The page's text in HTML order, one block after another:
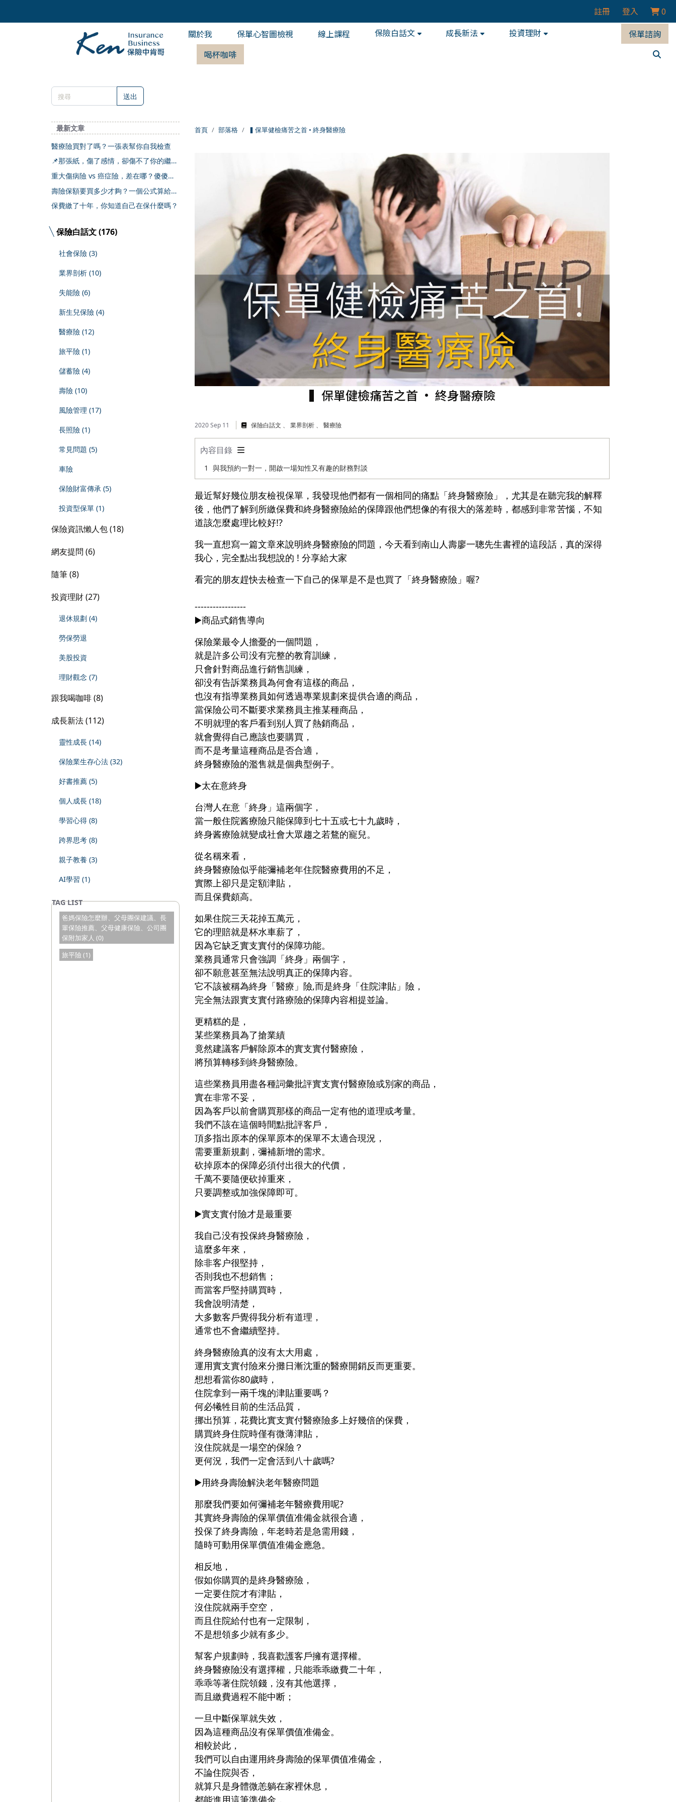
註冊 登入
0
關於我
保單心智圖檢視 線上課程 保險白話文 成長新法 投資理財
保單諮詢
喝杯咖啡
送出
最新文章
醫療險買對了嗎？一張表幫你自我檢查
📌那張紙，傷了感情，卻傷不了你的繼承
權
重大傷病險 vs 癌症險，差在哪？傻傻分
不清楚
壽險保額要買多少才夠？一個公式算給你
看
保費繳了十年，你知道自己在保什麼嗎？
保險白話文 (176)
社會保險 (3)
業界剖析 (10)
失能險 (6)
新生兒保險 (4)
醫療險 (12)
旅平險 (1)
儲蓄險 (4)
壽險 (10)
風險管理 (17)
長照險 (1)
常見問題 (5)
車險
保險財富傳承 (5)
投資型保單 (1)
保險資訊懶人包 (18)
網友提問 (6)
隨筆 (8)
投資理財 (27)
退休規劃 (4)
勞保勞退
美股投資
理財觀念 (7)
跟我喝咖啡 (8)
成長新法 (112)
靈性成長 (14)
保險業生存心法 (32)
好書推薦 (5)
個人成長 (18)
學習心得 (8)
跨界思考 (8)
親子教養 (3)
AI學習 (1)
爸媽保險怎麼辦、父母團保建議、長
輩保險推薦、父母健康保險、公司團
保附加家人 (0)
旅平險 (1)
首頁 部落格 ▍保單健檢痛苦之首 • 終身醫療險
▍保單健檢痛苦之首 • 終身醫療險
2020 Sep 11 保險白話文 業界剖析 醫療險
內容目錄
與我預約一對一，開啟一場知性又有趣的財務對談
最近幫好幾位朋友檢視保單，我發現他們都有一個相同的痛點「終身醫療險」，尤其是在聽完我的解釋
後，他們了解到所繳保費和終身醫療險給的保障跟他們想像的有很大的落差時，都感到非常苦惱，不知
道該怎麼處理比較好!?
我一直想寫一篇文章來說明終身醫療險的問題，今天看到南山人壽廖一聰先生書裡的這段話，真的深得
我心，完全點出我想說的 ! 分享給大家
看完的朋友趕快去檢查一下自己的保單是不是也買了「終身醫療險」喔?
-----------------
▶️商品式銷售導向
保險業最令人擔憂的一個問題，
就是許多公司没有完整的教育訓練，
只會針對商品進行銷售訓練，
卻没有告訴業務員為何會有這樣的商品，
也沒有指導業務員如何透過專業規劃來提供合適的商品，
當保險公司不斷要求業務員主推某種商品，
不明就理的客戶看到别人買了熱銷商品，
就會覺得自己應該也要購買，
而不是考量這種商品是否合適，
終身醫療險的濫售就是個典型例子。
▶️太在意終身
台灣人在意「終身」這兩個字，
當一般住院酱療險只能保障到七十五或七十九歲時，
終身酱療險就變成社會大眾趨之若鶩的寵兒。
從名稱來看，
終身醫療險似乎能彌補老年住院醫療費用的不足，
實際上卻只是定額津貼，
而且保費頗高。
如果住院三天花掉五萬元，
它的理賠就是杯水車薪了，
因為它缺乏實支實付的保障功能。
業務員通常只會強調「終身」兩個字，
卻不願意甚至無法說明真正的保障内容。
它不該被稱為終身「醫療」險,而是終身「住院津貼」險，
完全無法跟實支實付路療險的保障内容相提並論。
更精糕的是，
某些業務員為了搶業績
竟然建議客戶解除原本的實支實付醫療險，
將預算轉移到終身醫療險。
這些業務員用盡各種詞彙批評實支實付醫療險或別家的商品，
實在非常不妥，
因為客戶以前會購買那樣的商品一定有他的道理或考量。
我們不該在這個時間點批評客戶，
頂多指出原本的保單原本的保單不太適合現況，
需要重新規劃，彌補新增的需求。
砍掉原本的保障必須付出很大的代價，
千萬不要隨便砍掉重來，
只要調整或加強保障即可。
▶️實支實付險才是最重要
我自己没有投保終身醫療險，
這麼多年來，
除非客户很堅持，
否則我也不想銷售；
而當客戶堅持購買時，
我會說明清楚，
大多數客戶覺得我分析有道理，
通常也不會繼續堅持。
終身醫療險真的沒有太大用處，
運用實支實付險來分攤日漸沈重的醫療開銷反而更重要。
想想看當你80歲時，
住院拿到一兩千塊的津貼重要嗎？
何必犧牲目前的生活品質，
挪出預算，花費比實支實付醫療險多上好幾倍的保費，
購買終身住院時僅有微薄津貼，
沒住院就是一場空的保險？
更何況，我們一定會活到八十歲嗎?
▶️用終身壽險解決老年醫療問題
那麼我們要如何彌補老年醫療費用呢?
其實終身壽險的保單價值准備金就很合適，
投保了終身壽險，年老時若是急需用錢，
隨時可動用保單價值准備金應急。
相反地，
假如你購買的是終身醫療險，
一定要住院才有津貼，
沒住院就兩手空空，
而且住院給付也有一定限制，
不是想領多少就有多少。
幫客户規劃時，我喜歡護客戶擁有選擇權。
終身醫療險没有選擇權，只能乖乖繳費二十年，
乖乖等著住院領錢，沒有其他選擇，
而且繳費過程不能中断；
一旦中斷保單就失效，
因為這種商品沒有保單價值准備金。
相較於此，
我們可以自由運用終身壽險的保單價值准備金，
不論住院與否，
就算只是身體微恙躺在家裡休息，